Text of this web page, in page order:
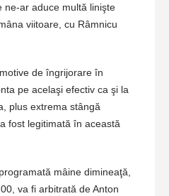
ne-ar aduce multă linişte
viitoare, cu Râmnicu
de îngrijorare în
pe acelaşi efectiv ca şi la
plus extrema stângă
fost legitimată în această
mâine dimineaţă,
va fi arbitrată de Anton